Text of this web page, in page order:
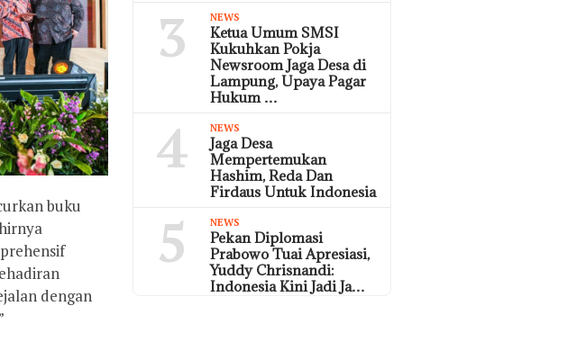
buku
dengan
3 NEWS
Ketua Umum SMSI
Kukuhkan Pokja
Newsroom Jaga Desa di
Lampung, Upaya Pagar
Hukum …
4 NEWS
Jaga Desa
Mempertemukan
Hashim, Reda Dan
Firdaus Untuk Indonesia
5 NEWS
Pekan Diplomasi
Prabowo Tuai Apresiasi,
Yuddy Chrisnandi:
Indonesia Kini Jadi Ja…